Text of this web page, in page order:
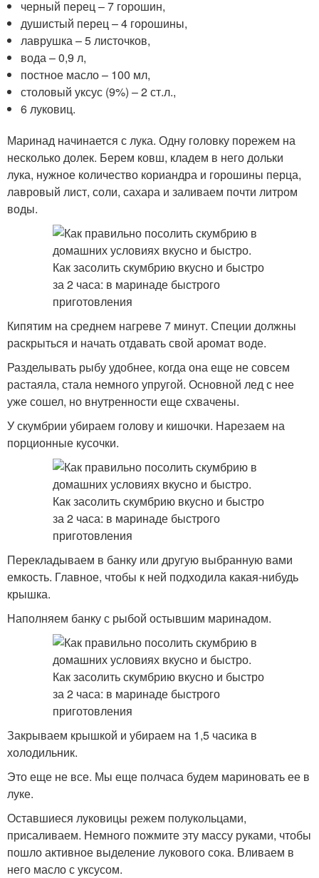
черный перец – 7 горошин,
душистый перец – 4 горошины,
лаврушка – 5 листочков,
вода – 0,9 л,
постное масло – 100 мл,
столовый уксус (9%) – 2 ст.л.,
6 луковиц.
Маринад начинается с лука. Одну головку порежем на
несколько долек. Берем ковш, кладем в него дольки
лука, нужное количество кориандра и горошины перца,
лавровый лист, соли, сахара и заливаем почти литром
воды.
Кипятим на среднем нагреве 7 минут. Специи должны
раскрыться и начать отдавать свой аромат воде.
Разделывать рыбу удобнее, когда она еще не совсем
растаяла, стала немного упругой. Основной лед с нее
уже сошел, но внутренности еще схвачены.
У скумбрии убираем голову и кишочки. Нарезаем на
порционные кусочки.
Перекладываем в банку или другую выбранную вами
емкость. Главное, чтобы к ней подходила какая-нибудь
крышка.
Наполняем банку с рыбой остывшим маринадом.
Закрываем крышкой и убираем на 1,5 часика в
холодильник.
Это еще не все. Мы еще полчаса будем мариновать ее в
луке.
Оставшиеся луковицы режем полукольцами,
присаливаем. Немного пожмите эту массу руками, чтобы
пошло активное выделение лукового сока. Вливаем в
него масло с уксусом.